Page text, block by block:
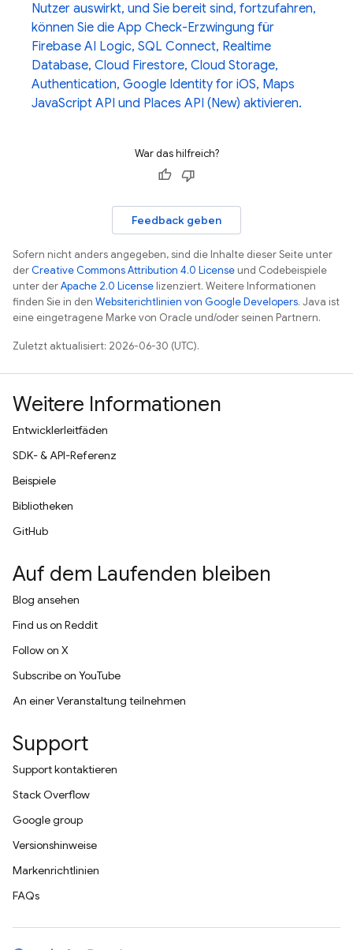
Nutzer auswirkt, und Sie bereit sind, fortzufahren,
können Sie die App Check-Erzwingung für
Firebase AI Logic, SQL Connect, Realtime
Database, Cloud Firestore, Cloud Storage,
Authentication, Google Identity for iOS, Maps
JavaScript API und Places API (New) aktivieren.
War das hilfreich?
Feedback geben
Sofern nicht anders angegeben, sind die Inhalte dieser Seite unter
derCreative Commons Attribution 4.0 License und Codebeispiele
unter derApache 2.0 License lizenziert. Weitere Informationen
finden Sie in den Websiterichtlinien von Google Developers. Java ist
eine eingetragene Marke von Oracle und/oder seinen Partnern.
Zuletzt aktualisiert: 2026-06-30 (UTC).
Weitere Informationen
Entwicklerleitfäden
SDK- & API-Referenz
Beispiele
Bibliotheken
GitHub
Auf dem Laufenden bleiben
Blog ansehen
Find us on Reddit
Follow on X
Subscribe on YouTube
An einer Veranstaltung teilnehmen
Support
Support kontaktieren
Stack Overflow
Google group
Versionshinweise
Markenrichtlinien
FAQs